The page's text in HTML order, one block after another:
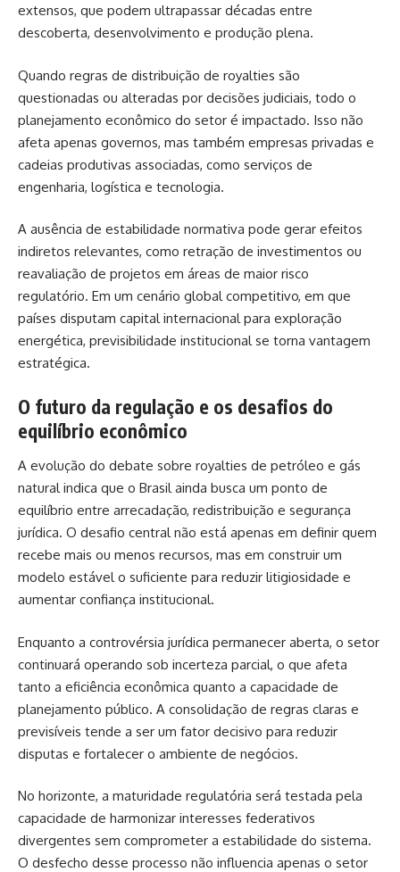
extensos, que podem ultrapassar décadas entre
descoberta, desenvolvimento e produção plena.
Quando regras de distribuição de royalties são
questionadas ou alteradas por decisões judiciais, todo o
planejamento econômico do setor é impactado. Isso não
afeta apenas governos, mas também empresas privadas e
cadeias produtivas associadas, como serviços de
engenharia, logística e tecnologia.
A ausência de estabilidade normativa pode gerar efeitos
indiretos relevantes, como retração de investimentos ou
reavaliação de projetos em áreas de maior risco
regulatório. Em um cenário global competitivo, em que
países disputam capital internacional para exploração
energética, previsibilidade institucional se torna vantagem
estratégica.
O futuro da regulação e os desafios do
equilíbrio econômico
A evolução do debate sobre royalties de petróleo e gás
natural indica que o Brasil ainda busca um ponto de
equilíbrio entre arrecadação, redistribuição e segurança
jurídica. O desafio central não está apenas em definir quem
recebe mais ou menos recursos, mas em construir um
modelo estável o suficiente para reduzir litigiosidade e
aumentar confiança institucional.
Enquanto a controvérsia jurídica permanecer aberta, o setor
continuará operando sob incerteza parcial, o que afeta
tanto a eficiência econômica quanto a capacidade de
planejamento público. A consolidação de regras claras e
previsíveis tende a ser um fator decisivo para reduzir
disputas e fortalecer o ambiente de negócios.
No horizonte, a maturidade regulatória será testada pela
capacidade de harmonizar interesses federativos
divergentes sem comprometer a estabilidade do sistema.
O desfecho desse processo não influencia apenas o setor